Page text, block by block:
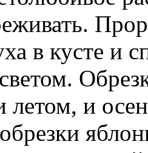
в кусте и
летом, и